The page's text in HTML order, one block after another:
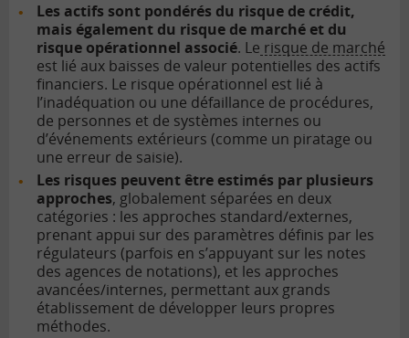
Les actifs sont pondérés du risque de crédit,
mais également du risque de marché et du
risque opérationnel associé. Le risque de marché
est lié aux baisses de valeur potentielles des actifs
financiers. Le risque opérationnel est lié à
l’inadéquation ou une défaillance de procédures,
de personnes et de systèmes internes ou
d’événements extérieurs (comme un piratage ou
une erreur de saisie).
Les risques peuvent être estimés par plusieurs
approches, globalement séparées en deux
catégories : les approches standard/externes,
prenant appui sur des paramètres définis par les
régulateurs (parfois en s’appuyant sur les notes
des agences de notations), et les approches
avancées/internes, permettant aux grands
établissement de développer leurs propres
méthodes.